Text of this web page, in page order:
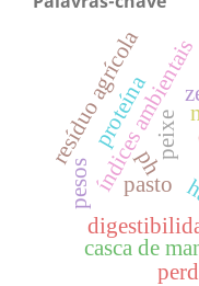
peixe
índices ambientais
ph
proteína
resíduo agrícola
casca de
pesos pasto